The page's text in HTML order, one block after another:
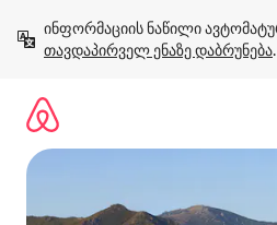
გადასვლა
თავდაპირველ ენაზე დაბრუნება.